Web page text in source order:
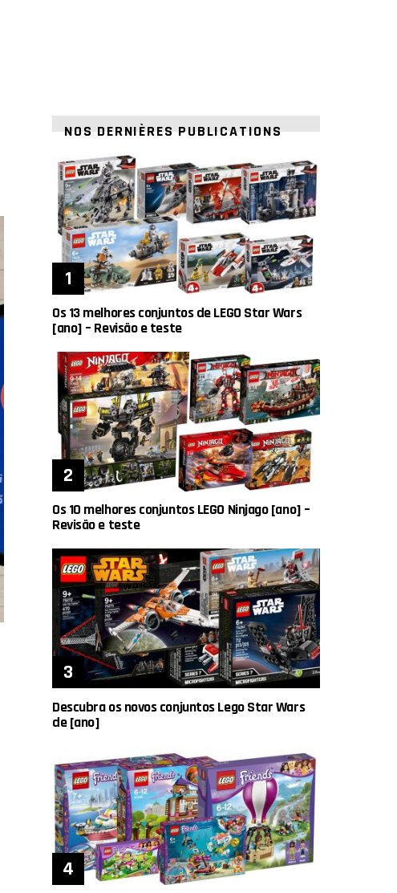
NOS DERNIÈRES PUBLICATIONS
Os 13 melhores conjuntos de LEGO Star Wars
[ano] – Revisão e teste
Os 10 melhores conjuntos LEGO Ninjago [ano] –
Revisão e teste
Descubra os novos conjuntos Lego Star Wars
de [ano]